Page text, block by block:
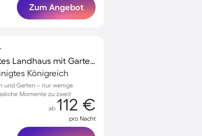
Zum Angebot
Voll ausgestattetes charmantes Landhaus mit Garten, Terrasse und Grill | Naturblick | Ideal für Homeoffice
Königreich
und Garten – nur wenige
Momente zu zweit
ab 112 €
pro Nacht